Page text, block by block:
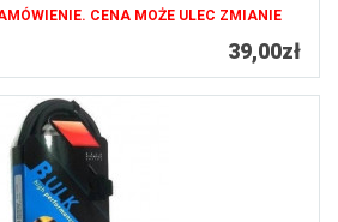
CENA MOŻE ULEC ZMIANIE
39,00zł